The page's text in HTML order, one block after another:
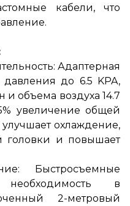
кабели, что
Адаптерная
давления до 6.5 KPA,
объема воздуха 14.7
увеличение общей
охлаждение,
головки и повышает
Быстросъемные
в
2-метровый